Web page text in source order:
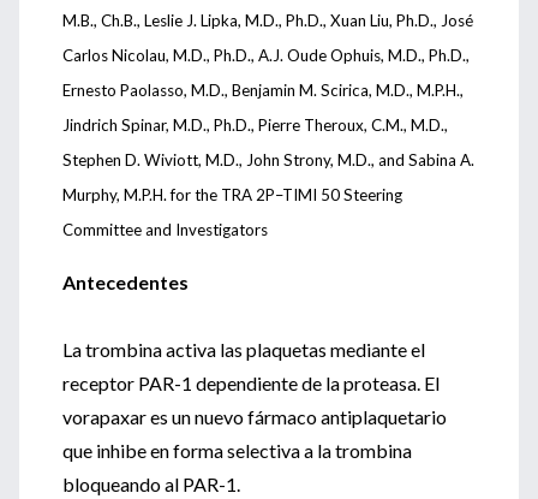
M.B., Ch.B., Leslie J. Lipka, M.D., Ph.D., Xuan Liu, Ph.D., José
Carlos Nicolau, M.D., Ph.D., A.J. Oude Ophuis, M.D., Ph.D.,
Ernesto Paolasso, M.D., Benjamin M. Scirica, M.D., M.P.H.,
Jindrich Spinar, M.D., Ph.D., Pierre Theroux, C.M., M.D.,
Stephen D. Wiviott, M.D., John Strony, M.D., and Sabina A.
Murphy, M.P.H. for the TRA 2P–TIMI 50 Steering
Committee and Investigators
Antecedentes
La trombina activa las plaquetas mediante el
receptor PAR-1 dependiente de la proteasa. El
vorapaxar es un nuevo fármaco antiplaquetario
que inhibe en forma selectiva a la trombina
bloqueando al PAR-1.